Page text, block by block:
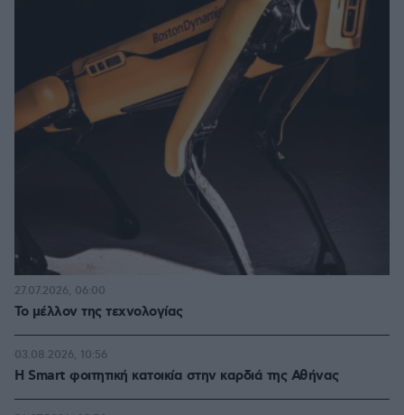
Το μέλλον της τεχνολογίας
27.07.2026, 06:00
Η Smart φοιτητική κατοικία στην καρδιά της Αθήνας
03.08.2026, 10:56